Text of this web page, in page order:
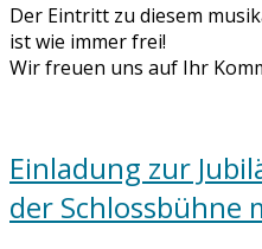
Der Eintritt zu diesem
ist wie immer frei!
Wir freuen uns auf Ihr
Einladung zur
der Schlossbühne